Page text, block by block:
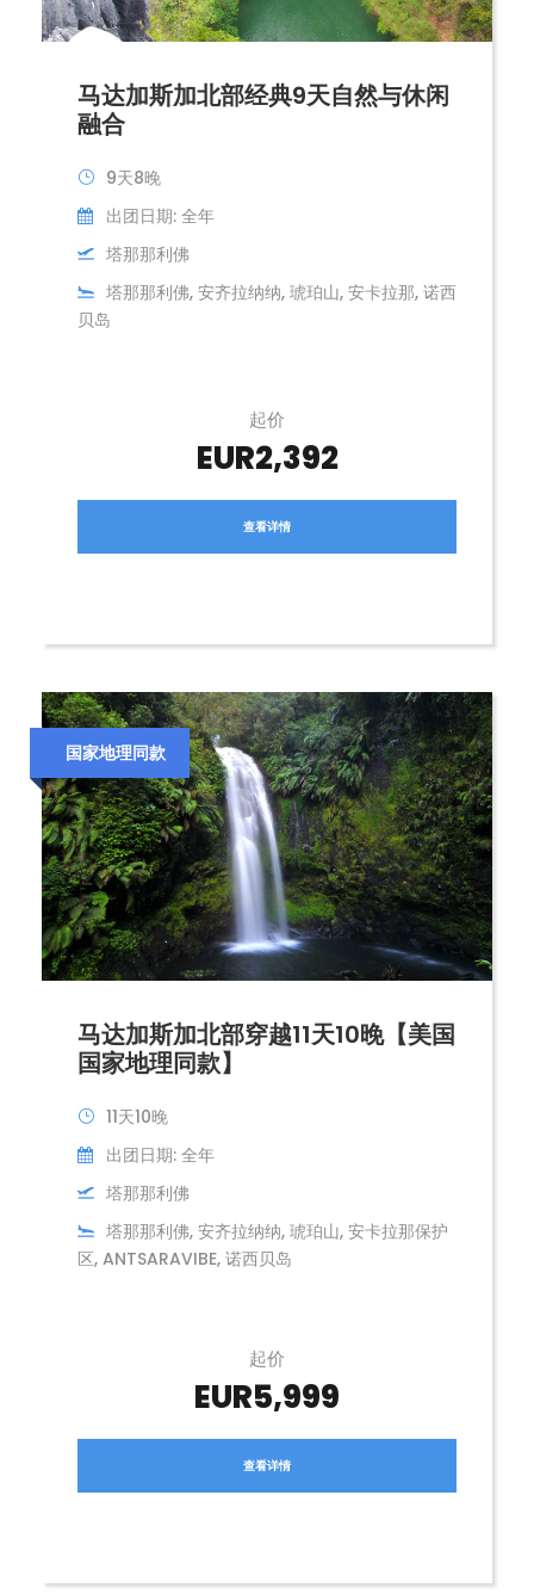
马达加斯加北部经典9天自然与休闲
融合
9天8晚
出团日期: 全年
塔那那利佛
塔那那利佛, 安齐拉纳纳, 琥珀山, 安卡拉那, 诺西
贝岛
起价
EUR2,392
查看详情
国家地理同款
马达加斯加北部穿越11天10晚【美国
国家地理同款】
11天10晚
出团日期: 全年
塔那那利佛
塔那那利佛, 安齐拉纳纳, 琥珀山, 安卡拉那保护
区, ANTSARAVIBE, 诺西贝岛
起价
EUR5,999
查看详情